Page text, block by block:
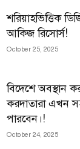
শরিয়াহভিত্তিক
আকিজ রিসোর্স!
October 25, 2025
বিদেশে অবস্থান
করদাতারা এখন
পারবেন।!
October 24, 2025